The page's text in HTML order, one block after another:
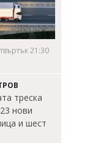
21:30
треска
нови
и шест